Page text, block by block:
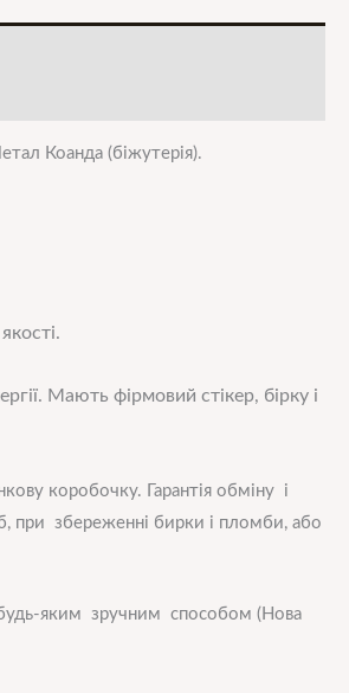
Коанда (біжутерія).
якості.
Мають фірмовий стікер, бірку і
коробочку. Гарантія обміну і
при збереженні бирки і пломби, або
будь-яким зручним способом (Нова